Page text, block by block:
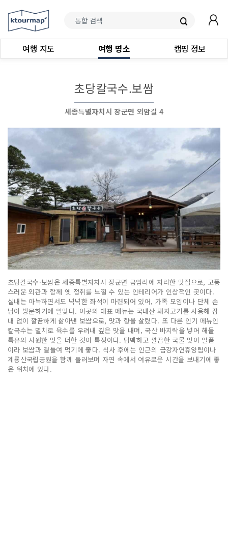
여행 지도 여행 명소 캠핑 정보
초당칼국수.보쌈
세종특별자치시 장군면 외암길 4
초당칼국수·보쌈은 세종특별자치시 장군면 금암리에 자리한 맛집으로, 고풍
스러운 외관과 함께 옛 정취를 느낄 수 있는 인테리어가 인상적인 곳이다.
실내는 아늑하면서도 넉넉한 좌석이 마련되어 있어, 가족 모임이나 단체 손
님이 방문하기에 알맞다. 이곳의 대표 메뉴는 국내산 돼지고기를 사용해 잡
내 없이 깔끔하게 삶아낸 보쌈으로, 맛과 향을 살렸다. 또 다른 인기 메뉴인
칼국수는 멸치로 육수를 우려내 깊은 맛을 내며, 국산 바지락을 넣어 해물
특유의 시원한 맛을 더한 것이 특징이다. 담백하고 깔끔한 국물 맛이 일품
이라 보쌈과 곁들여 먹기에 좋다. 식사 후에는 인근의 금강자연휴양림이나
계룡산국립공원을 함께 둘러보며 자연 속에서 여유로운 시간을 보내기에 좋
은 위치에 있다.